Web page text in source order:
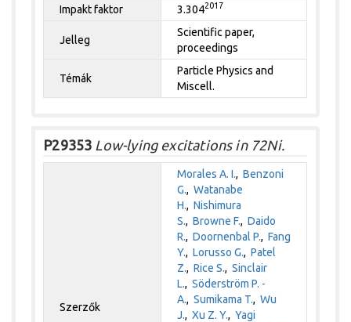
Impakt faktor
3.3042017
Jelleg
Scientific paper,
proceedings
Témák
Particle Physics and
Miscell.
P29353 Low-lying excitations in 72Ni.
Szerzők
Morales A. I.,Benzoni
G.,Watanabe
H.,Nishimura
S.,Browne F.,Daido
R.,Doornenbal P.,Fang
Y.,Lorusso G.,Patel
Z.,Rice S.,Sinclair
L.,Söderström P. -
A.,Sumikama T.,Wu
J.,Xu Z. Y.,Yagi